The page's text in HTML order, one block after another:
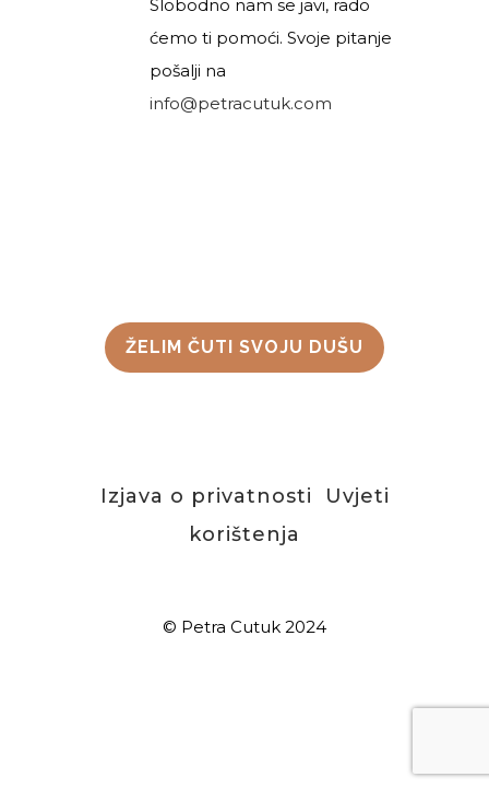
Slobodno nam se javi, rado
ćemo ti pomoći. Svoje pitanje
pošalji na
info@petracutuk.com
ŽELIM ČUTI SVOJU DUŠU
Izjava o privatnosti
Uvjeti
korištenja
© Petra Cutuk 2024